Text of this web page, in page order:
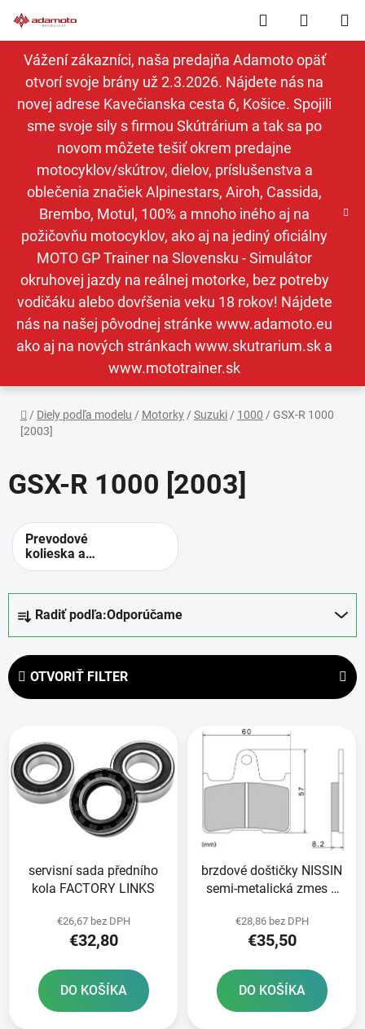
na
obsah
Vážení zákazníci, naša predajňa Adamoto opäť
otvorí svoje brány už 2.3.2026. Nájdete nás na
novej adrese Kavečianska cesta 6, Košice. Spojili
sme svoje sily s firmou Skútrárium a tak sa po
novom môžete tešiť okrem predajne
motocyklov/skútrov, dielov, príslušenstva a
oblečenia značiek Alpinestars, Airoh, Cassida,
Brembo, Motul, 100% a mnoho iného aj na
požičovňu motocyklov, ako aj na jediný oficiálny
MOTO GP Trainer na Slovensku - Simulátor
okruhovej jazdy na reálnej motorke, bez potreby
vodičáku alebo dovŕšenia veku 18 rokov! Nájdete
nás na našej pôvodnej stránke www.adamoto.eu
ako aj na nových stránkach www.skutrarium.sk a
www.mototrainer.sk
Hľadať
KOŠÍK
Domov
/ Diely podľa modelu / Motorky / Suzuki / 1000 / GSX-R 1000
[2003]
GSX-R 1000 [2003]
Prevodové
kolieska a
rozety -
prevody
e
n
p
r
o
Radiť podľa:Odporúčame
OTVORIŤ FILTER
p
servisní sada předního
kola FACTORY LINKS
€26,67 bez DPH
€32,80
DO KOŠÍKA
brzdové doštičky NISSIN
semi-metalická zmes 2
€28,86 bez DPH
€35,50
DO KOŠÍKA